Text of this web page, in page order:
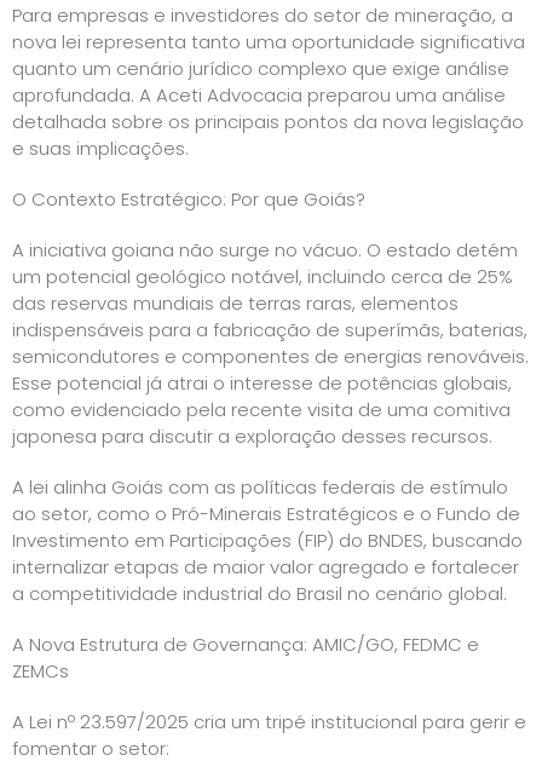
Para empresas e investidores do setor de mineração, a
nova lei representa tanto uma oportunidade significativa
quanto um cenário jurídico complexo que exige análise
aprofundada. A Aceti Advocacia preparou uma análise
detalhada sobre os principais pontos da nova legislação
e suas implicações.
O Contexto Estratégico: Por que Goiás?
A iniciativa goiana não surge no vácuo. O estado detém
um potencial geológico notável, incluindo cerca de 25%
das reservas mundiais de terras raras, elementos
indispensáveis para a fabricação de superímãs, baterias,
semicondutores e componentes de energias renováveis.
Esse potencial já atrai o interesse de potências globais,
como evidenciado pela recente visita de uma comitiva
japonesa para discutir a exploração desses recursos.
A lei alinha Goiás com as políticas federais de estímulo
ao setor, como o Pró-Minerais Estratégicos e o Fundo de
Investimento em Participações (FIP) do BNDES, buscando
internalizar etapas de maior valor agregado e fortalecer
a competitividade industrial do Brasil no cenário global.
A Nova Estrutura de Governança: AMIC/GO, FEDMC e
ZEMCs
A Lei nº 23.597/2025 cria um tripé institucional para gerir e
fomentar o setor: